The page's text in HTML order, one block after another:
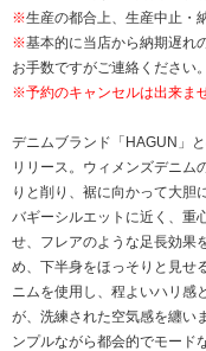
※生産の都合上、生産中止・
※基本的に当店から納期遅れ
お手数ですがご連絡ください。
※予約のキャンセルは出来ま
デニムブランド「HAGUN」
リリース。ウィメンズデニム
りと削り、裾に向かって大胆
バギーシルエットに近く、重
せ、フレアのような足長効果
め、下半身をほっそりと見せ
ニムを使用し、程よいハリ感
が、洗練された空気感を纏い
ンプルながら都会的でモード